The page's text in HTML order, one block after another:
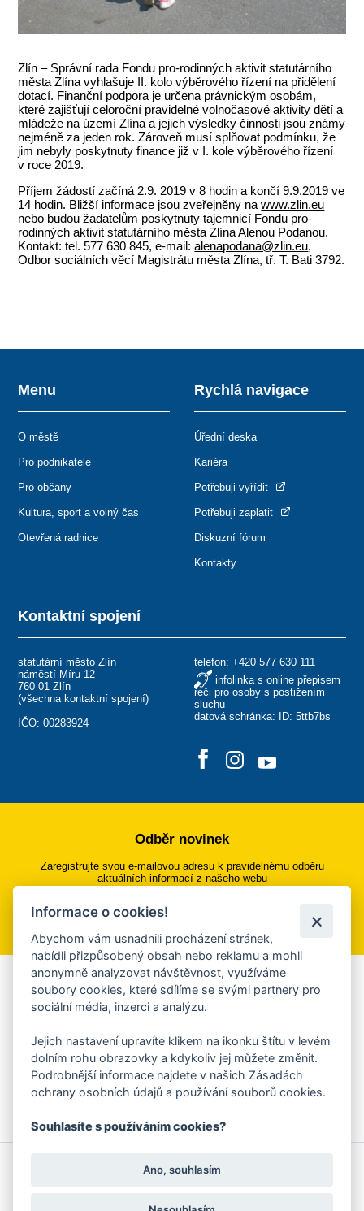
Zlín – Správní rada Fondu pro-rodinných aktivit statutárního
města Zlína vyhlašuje II. kolo výběrového řízení na přidělení
dotací. Finanční podpora je určena právnickým osobám,
které zajišťují celoroční pravidelné volnočasové aktivity dětí a
mládeže na území Zlína a jejich výsledky činnosti jsou známy
nejméně za jeden rok. Zároveň musí splňovat podmínku, že
jim nebyly poskytnuty finance již v I. kole výběrového řízení
v roce 2019.
Příjem žádostí začíná 2.9. 2019 v 8 hodin a končí 9.9.2019 ve
14 hodin. Bližší informace jsou zveřejněny nawww.zlin.eu
nebo budou žadatelům poskytnuty tajemnicí Fondu pro-
rodinných aktivit statutárního města Zlína Alenou Podanou.
Kontakt: tel. 577 630 845, e-mail:alenapodana@zlin.eu,
Odbor sociálních věcí Magistrátu města Zlína, tř. T. Bati 3792.
Kontaktní spojení
statutární město Zlín
náměstí Míru 12
760 01 Zlín
(všechna kontaktní spojení)
IČO: 00283924
telefon: +420 577 630 111
infolinka s online přepisem
řeči pro osoby s postižením
sluchu
datová schránka: ID: 5ttb7bs
Menu
O městě
Pro podnikatele
Pro občany
Kultura, sport a volný čas
Otevřená radnice
Rychlá navigace
Úřední deska
Kariéra
Potřebuji vyřídit
Potřebuji zaplatit
Diskuzní fórum
Kontakty
Odběr novinek
Zaregistrujte svou e-mailovou adresu k pravidelnému odběru
aktuálních informací z našeho webu
Přihlásit se k odběru
Aplikace Mobilní rozhlas
Chcete dostávat do svého mobilu či mailu upozornění na
ankety, pozvánky na kulturní a sportovní akce?
Více informací o aplikaci
Ochrana osobních údajů
Informace o cookies!
Abychom vám usnadnili procházení stránek,
nabídli přizpůsobený obsah nebo reklamu a mohli
anonymně analyzovat návštěvnost, využíváme
soubory cookies, které sdílíme se svými partnery pro
sociální média, inzerci a analýzu.
Jejich nastavení upravíte klikem na ikonku štítu v levém
dolním rohu obrazovky a kdykoliv jej můžete změnit.
Podrobnější informace najdete v našich Zásadách
ochrany osobních údajů a používání souborů cookies.
Souhlasíte s používáním cookies?
Ano, souhlasím